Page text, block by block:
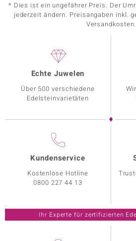
* Dies ist ein ungefährer Preis. Der
jederzeit ändern. Preisangaben inkl.
Versandkosten.
Echte Juwelen
Über 500 verschiedene
Edelsteinvarietäten
Kundenservice
Kostenlose Hotline
0800 227 44 13
Ihr Experte für zertifizierten